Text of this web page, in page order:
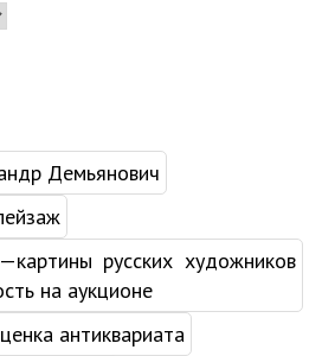
Демьянович
русских художников
на аукционе
антиквариата